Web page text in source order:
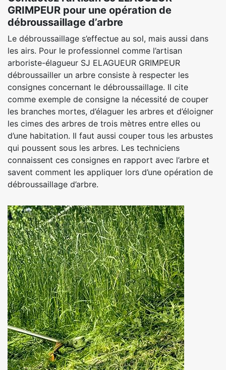
GRIMPEUR pour une opération de
débroussaillage d’arbre
Le débroussaillage s’effectue au sol, mais aussi dans
les airs. Pour le professionnel comme l’artisan
arboriste-élagueur SJ ELAGUEUR GRIMPEUR
débroussailler un arbre consiste à respecter les
consignes concernant le débroussaillage. Il cite
comme exemple de consigne la nécessité de couper
les branches mortes, d’élaguer les arbres et d’éloigner
les cimes des arbres de trois mètres entre elles ou
d’une habitation. Il faut aussi couper tous les arbustes
qui poussent sous les arbres. Les techniciens
connaissent ces consignes en rapport avec l’arbre et
savent comment les appliquer lors d’une opération de
débroussaillage d’arbre.